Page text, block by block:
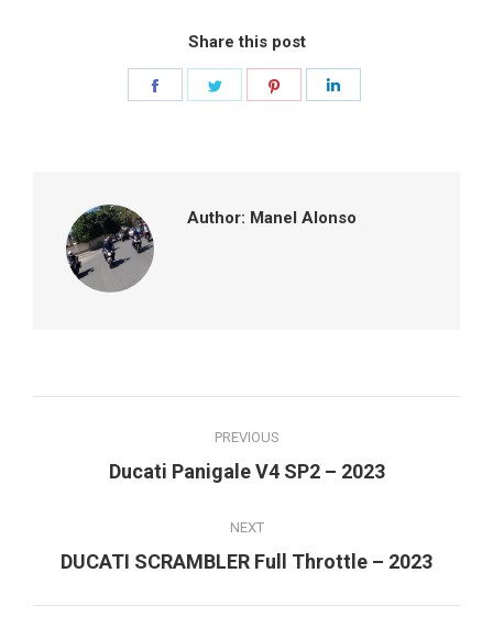
Share this post
Author: Manel Alonso
navigation
PREVIOUS
Previous
Ducati Panigale V4 SP2 – 2023
NEXT
Next
DUCATI SCRAMBLER Full Throttle – 2023